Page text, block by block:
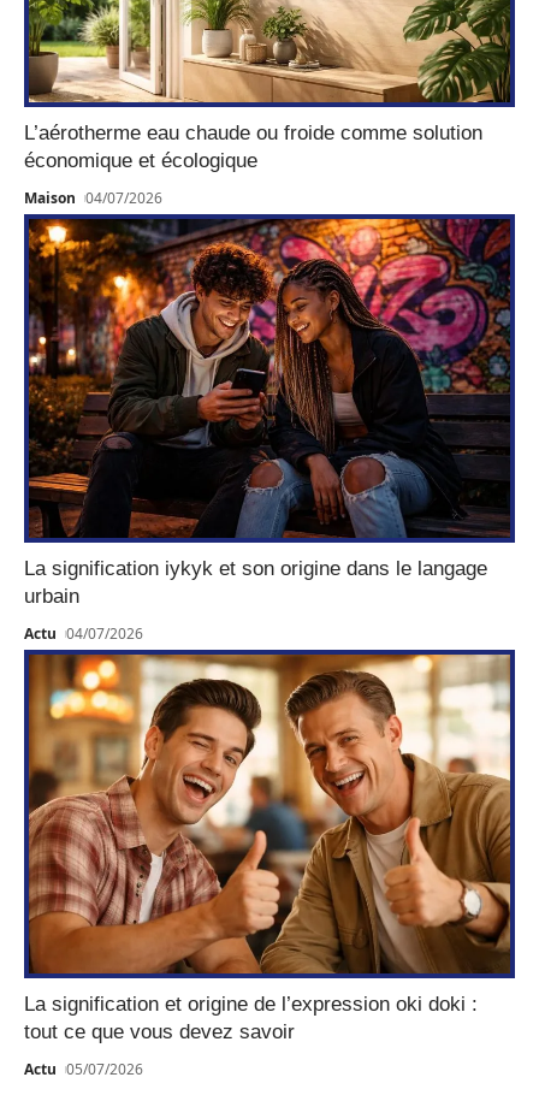
L’aérotherme eau chaude ou froide comme solution
économique et écologique
Maison 04/07/2026
La signification iykyk et son origine dans le langage
urbain
Actu 04/07/2026
La signification et origine de l’expression oki doki :
tout ce que vous devez savoir
Actu 05/07/2026